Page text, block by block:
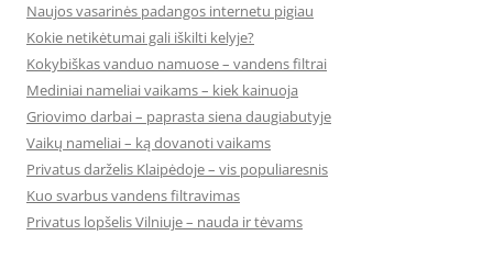
Naujos vasarinės padangos internetu pigiau
Kokie netikėtumai gali iškilti kelyje?
Kokybiškas vanduo namuose – vandens filtrai
Mediniai nameliai vaikams – kiek kainuoja
Griovimo darbai – paprasta siena daugiabutyje
Vaikų nameliai – ką dovanoti vaikams
Privatus darželis Klaipėdoje – vis populiaresnis
Kuo svarbus vandens filtravimas
Privatus lopšelis Vilniuje – nauda ir tėvams